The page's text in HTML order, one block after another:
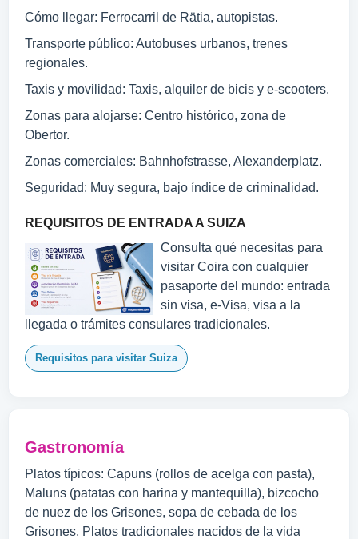
Cómo llegar: Ferrocarril de Rätia, autopistas.
Transporte público: Autobuses urbanos, trenes
regionales.
Taxis y movilidad: Taxis, alquiler de bicis y e-scooters.
Zonas para alojarse: Centro histórico, zona de
Obertor.
Zonas comerciales: Bahnhofstrasse, Alexanderplatz.
Seguridad: Muy segura, bajo índice de criminalidad.
REQUISITOS DE ENTRADA A SUIZA
Consulta qué necesitas para
visitar Coira con cualquier
pasaporte del mundo: entrada
sin visa, e-Visa, visa a la
llegada o trámites consulares tradicionales.
Requisitos para visitar Suiza
Gastronomía
Platos típicos: Capuns (rollos de acelga con pasta),
Maluns (patatas con harina y mantequilla), bizcocho
de nuez de los Grisones, sopa de cebada de los
Grisones. Platos tradicionales nacidos de la vida